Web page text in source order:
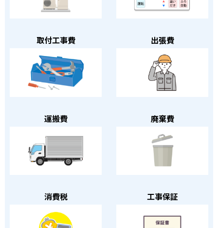
取付工事費 出張費
運搬費 廃棄費
消費税 工事保証